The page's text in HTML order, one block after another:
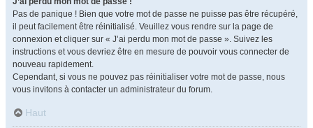
Pas de panique ! Bien que votre mot de passe ne puisse pas être récupéré,
il peut facilement être réinitialisé. Veuillez vous rendre sur la page de
connexion et cliquer sur « J’ai perdu mon mot de passe ». Suivez les
instructions et vous devriez être en mesure de pouvoir vous connecter de
nouveau rapidement.
Cependant, si vous ne pouvez pas réinitialiser votre mot de passe, nous
vous invitons à contacter un administrateur du forum.
Haut